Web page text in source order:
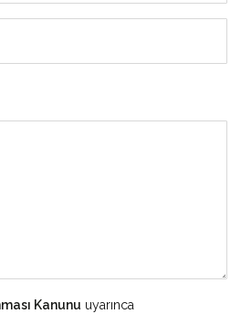
Kanunu uyarınca